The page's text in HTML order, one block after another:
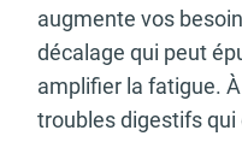
augmente vos
décalage qui peut
amplifier la fatigue.
troubles digestifs